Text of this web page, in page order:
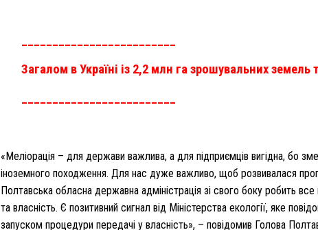
_________________________
Загалом в Україні із 2,2 млн га зрошувальних
_________________________
«Меліорація – для держави важлива, а для підприємців вигідна, бо
іноземного походження. Для нас дуже важливо, щоб розвивалася
Полтавська обласна державна адміністрація зі свого боку робить
та власність. Є позитивний сигнал від Міністерства екології, яке
запуском процедури передачі у власність», – повідомив Голова